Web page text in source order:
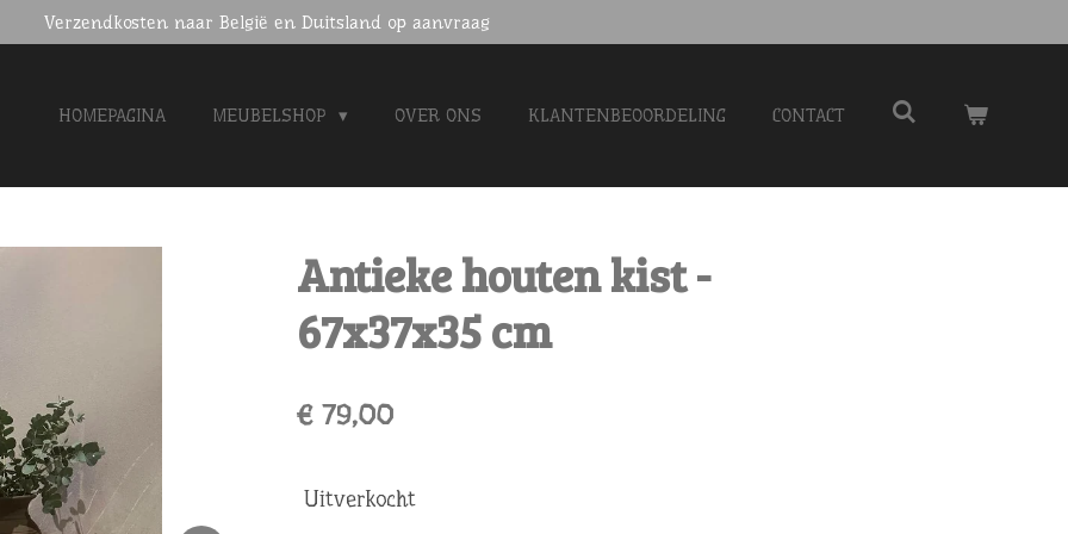
Verzendkosten naar België en Duitsland op aanvraag
HOMEPAGINA MEUBELSHOP OVER ONS KLANTENBEOORDELING CONTACT
Antieke houten kist -
67x37x35 cm
€ 79,00
Uitverkocht